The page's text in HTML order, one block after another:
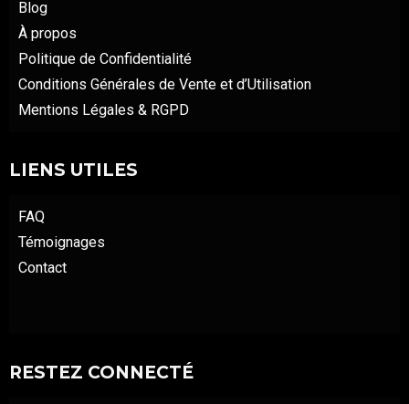
Blog
À propos
Politique de Confidentialité
Conditions Générales de Vente et d’Utilisation
Mentions Légales & RGPD
LIENS UTILES
FAQ
Témoignages
Contact
RESTEZ CONNECTÉ